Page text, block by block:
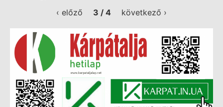
‹ előző
3 / 4 következő ›